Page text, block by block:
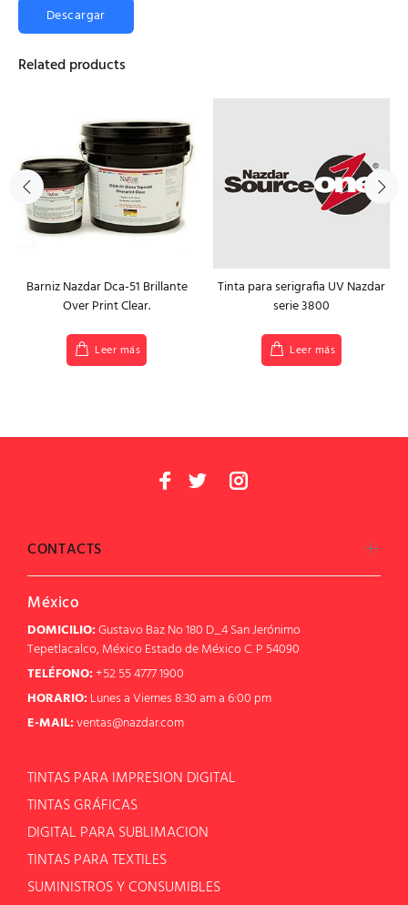
Descargar
Related products
Barniz Nazdar Dca-51 Brillante
Over Print Clear.
Leer más
Tinta para serigrafia UV Nazdar
serie 3800
Leer más
CONTACTS
México
DOMICILIO:Gustavo Baz No 180 D_4 San Jerónimo
Tepetlacalco, México Estado de México C. P 54090
TELÉFONO:+52 55 4777 1900
HORARIO: Lunes a Viernes 8:30 am a 6:00 pm
E-MAIL:ventas@nazdar.com
TINTAS PARA IMPRESION DIGITAL
TINTAS GRÁFICAS
DIGITAL PARA SUBLIMACION
TINTAS PARA TEXTILES
SUMINISTROS Y CONSUMIBLES